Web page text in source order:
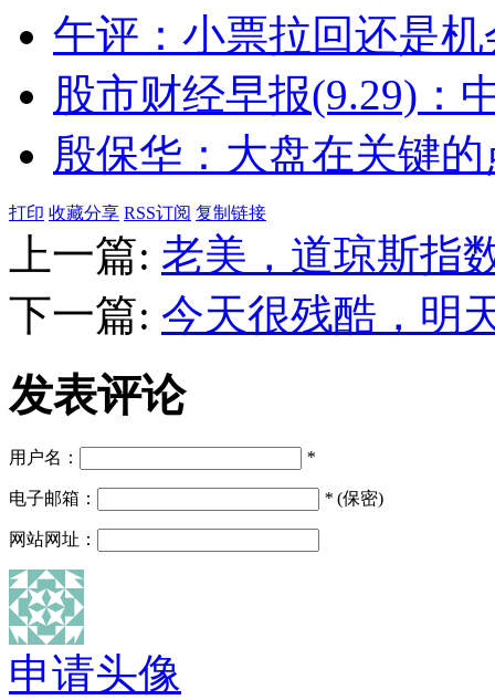
午评：小票拉回还是机
股市财经早报(9.29)：
殷保华：大盘在关键
打印 收藏分享 RSS订阅 复制链接
上一篇: 老美，道琼斯指
下一篇: 今天很残酷，明
发表评论
用户名： *
电子邮箱： * (保密)
网站网址：
申请头像